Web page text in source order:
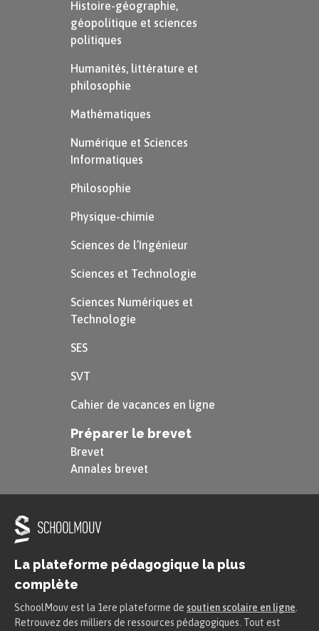
Histoire-géographie,
géopolitique et sciences
politiques
Humanités, littérature et
philosophie
Mathématiques
Numérique et Sciences
Informatiques
Philosophie
Physique-chimie
Sciences de l’Ingénieur
Sciences et Technologie
Sciences Numériques et
Technologie
SES
SVT
Cahier de vacances en ligne
Préparer le brevet
Brevet
Annales brevet
La plateforme pédagogique la plus
complète
SchoolMouv est la 1ere plateforme de soutien scolaire en ligne
Retrouvez des milliers de ressources pédagogiques. Tout est